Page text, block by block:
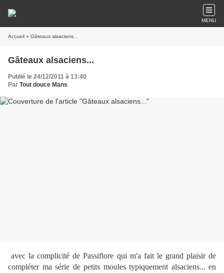
MENU
Accueil » Gâteaux alsaciens...
Gâteaux alsaciens...
Publié le 24/12/2011 à 13:40
Par Tout douce Mans
avec la complicité de Passiflore qui m'a fait le grand plaisir de
compléter ma série de petits moules typiquement alsaciens... en